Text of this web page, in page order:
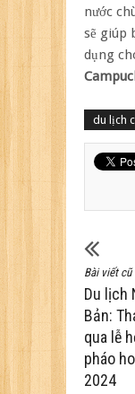
nước
sẽ giúp
dụng
du lịch
Bài viết cũ
Du lịch
Bản:
qua lễ
pháo
2024